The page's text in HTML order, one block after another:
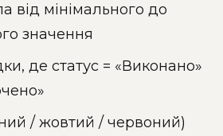
від мінімального до
значення
де статус = «Виконано»
/ жовтий / червоний)